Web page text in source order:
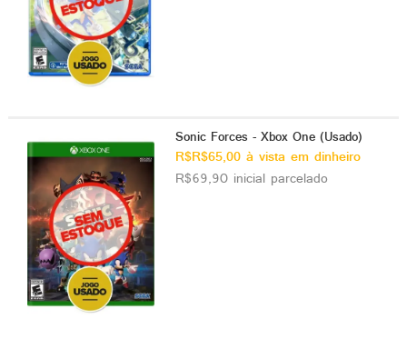
Sonic Forces - Xbox One (Usado)
R$R$65,00 à vista em dinheiro
R$69,90 inicial parcelado